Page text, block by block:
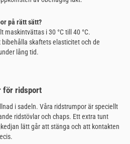
på rätt sätt?
maskintvättas i 30 °C till 40 °C.
skaftets elasticitet och de
lång tid.
för ridsport
i sadeln. Våra ridstrumpor är speciellt
ridstövlar och chaps. Ett extra tunt
lätt går att stänga och att kontakten